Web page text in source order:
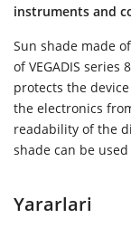
instruments and
Sun shade made
of VEGADIS series
protects the
the electronics
readability of the
shade can be
Yararlari